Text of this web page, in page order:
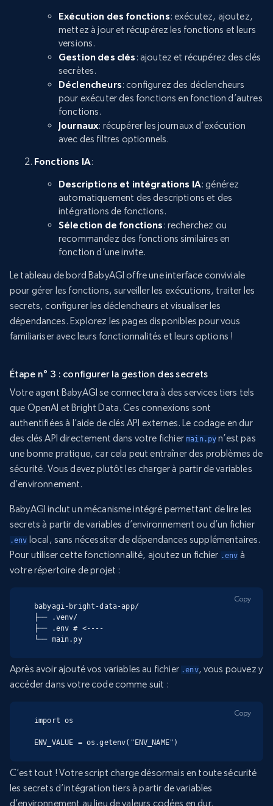
Exécution des fonctions: exécutez, ajoutez,
mettez à jour et récupérez les fonctions et leurs
versions.
Gestion des clés : ajoutez et récupérez des clés
secrètes.
Déclencheurs: configurez des déclencheurs
pour exécuter des fonctions en fonction d’autres
fonctions.
Journaux: récupérer les journaux d’exécution
avec des filtres optionnels.
Fonctions IA:
Descriptions et intégrations IA: générez
automatiquement des descriptions et des
intégrations de fonctions.
Sélection de fonctions : recherchez ou
recommandez des fonctions similaires en
fonction d’une invite.
Le tableau de bord BabyAGI offre une interface conviviale
pour gérer les fonctions, surveiller les exécutions, traiter les
secrets, configurer les déclencheurs et visualiser les
dépendances. Explorez les pages disponibles pour vous
familiariser avec leurs fonctionnalités et leurs options !
Étape n° 3 : configurer la gestion des secrets
Votre agent BabyAGI se connectera à des services tiers tels
que OpenAI et Bright Data. Ces connexions sont
authentifiées à l’aide de clés API externes. Le codage en dur
des clés API directement dans votre fichiermain.py n’est pas
une bonne pratique, car cela peut entraîner des problèmes de
sécurité. Vous devez plutôt les charger à partir de variables
d’environnement.
BabyAGI inclut un mécanisme intégré permettant de lire les
secrets à partir de variables d’environnement ou d’un fichier
.env local, sans nécessiter de dépendances supplémentaires.
Pour utiliser cette fonctionnalité, ajoutez un fichier .env à
votre répertoire de projet :
babyagi-bright-data-app/
├── .venv/
├── .env # <----
└── main.py
Copy
Après avoir ajouté vos variables au fichier .env, vous pouvez y
accéder dans votre code comme suit :
import os
ENV_VALUE = os.getenv("ENV_NAME")
Copy
C’est tout ! Votre script charge désormais en toute sécurité
les secrets d’intégration tiers à partir de variables
d’environnement au lieu de valeurs codées en dur.